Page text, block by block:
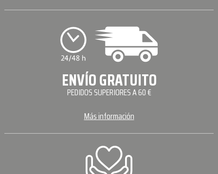
ENVÍO GRATUITO
PEDIDOS SUPERIORES A 60 €
Más información